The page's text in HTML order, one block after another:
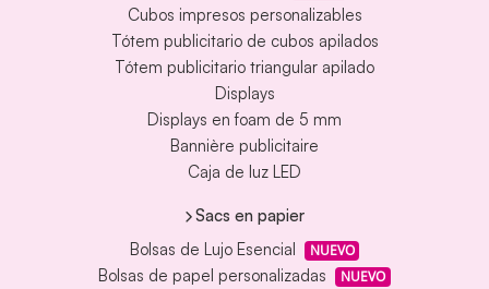
Cubos impresos personalizables
Tótem publicitario de cubos apilados
Tótem publicitario triangular apilado
Displays
Displays en foam de 5 mm
Bannière publicitaire
Caja de luz LED
Sacs en papier
Bolsas de Lujo Esencial
NUEVO
Bolsas de papel personalizadas NUEVO